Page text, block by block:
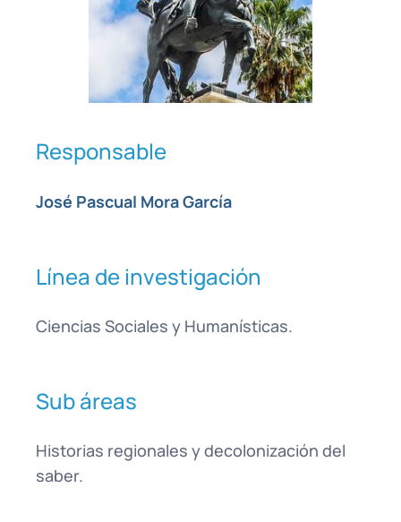
Responsable
José Pascual Mora García
Línea de investigación
Ciencias Sociales y Humanísticas.
Sub áreas
Historias regionales y decolonización del
saber.